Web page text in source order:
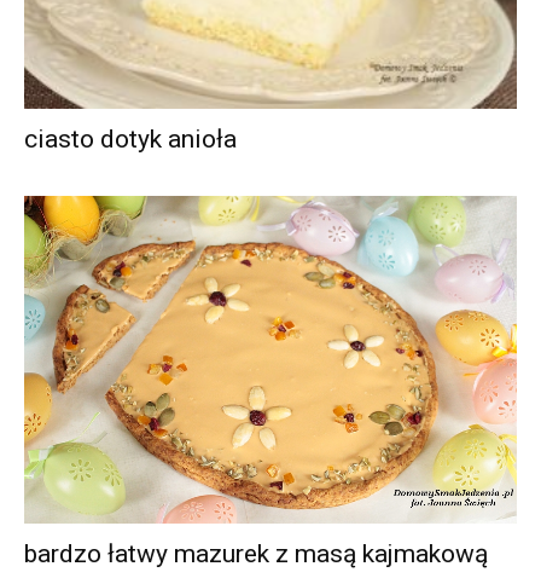
ciasto dotyk anioła
bardzo łatwy mazurek z masą kajmakową